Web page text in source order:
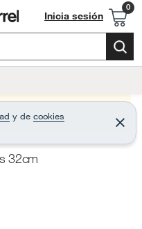
Inicia sesión
y de cookies
C
e
r
32cm